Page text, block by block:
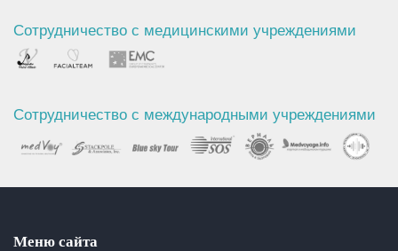
Сотрудничество с медицинскими учреждениями
Сотрудничество с международными учреждениями
Меню сайта